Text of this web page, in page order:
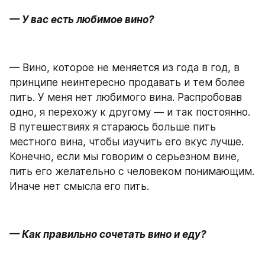
— У вас есть любимое вино?
— Вино, которое не меняется из года в год, в
принципе неинтересно продавать и тем более
пить. У меня нет любимого вина. Распробовав
одно, я перехожу к другому — и так постоянно.
В путешествиях я стараюсь больше пить
местного вина, чтобы изучить его вкус лучше.
Конечно, если мы говорим о серьезном вине,
пить его желательно с человеком понимающим.
Иначе нет смысла его пить.
— Как правильно сочетать вино и еду?